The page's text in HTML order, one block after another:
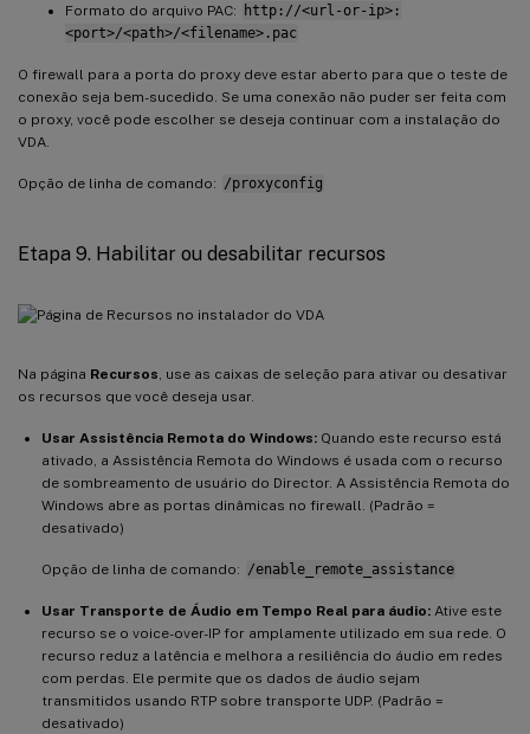
Formato do arquivo PAC:
http://<url-or-ip>:
<port>/<path>/<filename>.pac
O firewall para a porta do proxy deve estar aberto para que o teste de
conexão seja bem-sucedido. Se uma conexão não puder ser feita com
o proxy, você pode escolher se deseja continuar com a instalação do
VDA.
Opção de linha de comando: /proxyconfig
Etapa 9. Habilitar ou desabilitar recursos
Na página Recursos , use as caixas de seleção para ativar ou desativar
os recursos que você deseja usar.
Usar Assistência Remota do Windows: Quando este recurso está
ativado, a Assistência Remota do Windows é usada com o recurso
de sombreamento de usuário do Director. A Assistência Remota do
Windows abre as portas dinâmicas no firewall. (Padrão =
desativado)
Opção de linha de comando: /enable_remote_assistance
Usar Transporte de Áudio em Tempo Real para áudio: Ative este
recurso se o voice-over-IP for amplamente utilizado em sua rede. O
recurso reduz a latência e melhora a resiliência do áudio em redes
com perdas. Ele permite que os dados de áudio sejam
transmitidos usando RTP sobre transporte UDP. (Padrão =
desativado)